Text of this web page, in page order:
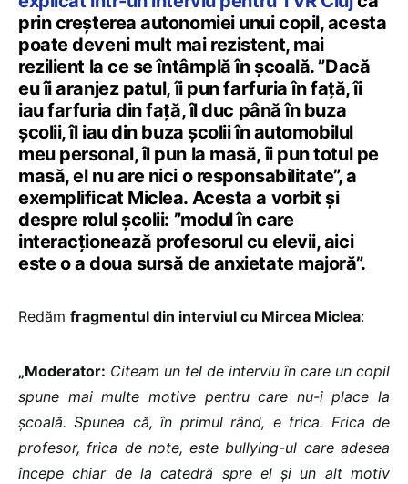
prin creșterea autonomiei unui copil, acesta
poate deveni mult mai rezistent, mai
rezilient la ce se întâmplă în școală. ”Dacă
eu îi aranjez patul, îi pun farfuria în față, îi
iau farfuria din față, îl duc până în buza
școlii, îl iau din buza școlii în automobilul
meu personal, îl pun la masă, îi pun totul pe
masă, el nu are nici o responsabilitate”, a
exemplificat Miclea. Acesta a vorbit și
despre rolul școlii: ”modul în care
interacționează profesorul cu elevii, aici
este o a doua sursă de anxietate majoră”.
Redăm fragmentul din interviul cu Mircea Miclea:
„Moderator: Citeam un fel de interviu în care un copil
spune mai multe motive pentru care nu-i place la
școală. Spunea că, în primul rând, e frica. Frica de
profesor, frica de note, este bullying-ul care adesea
începe chiar de la catedră spre el și un alt motiv